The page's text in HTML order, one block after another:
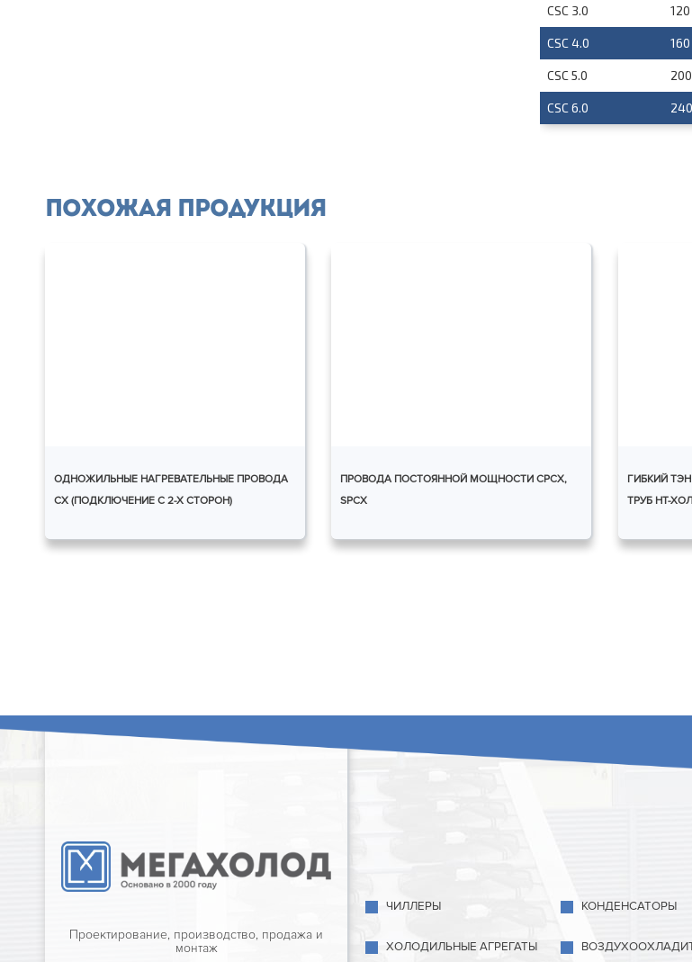
CSC 3.0
CSC 4.0
CSC 5.0
CSC 6.0
Похожая продукция
ОДНОЖИЛЬНЫЕ НАГРЕВАТЕЛЬНЫЕ ПРОВОДА
СХ (ПОДКЛЮЧЕНИЕ С 2-Х СТОРОН)
ПРОВОДА ПОСТОЯННОЙ МОЩНОСТИ СРСХ,
SPCX
ГИБКИЙ
ТРУБ НТ-
Проектирование, производство, продажа и
монтаж
ЧИЛЛЕРЫ
ХОЛОДИЛЬНЫЕ АГРЕГАТЫ
КОНДЕНСАТОРЫ